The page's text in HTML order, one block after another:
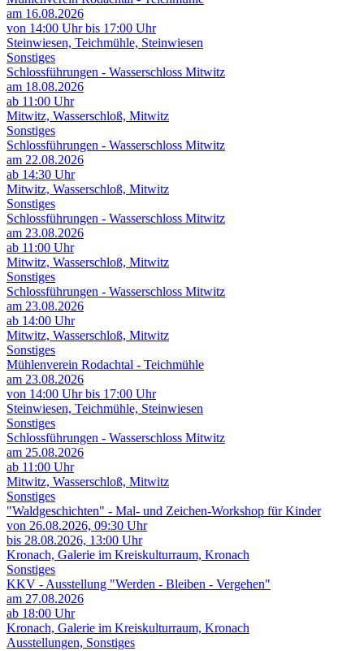
am 16.08.2026
von 14:00 Uhr bis 17:00 Uhr
Steinwiesen, Teichmühle, Steinwiesen
Sonstiges
Schlossführungen - Wasserschloss Mitwitz
am 18.08.2026
ab 11:00 Uhr
Mitwitz, Wasserschloß, Mitwitz
Sonstiges
Schlossführungen - Wasserschloss Mitwitz
am 22.08.2026
ab 14:30 Uhr
Mitwitz, Wasserschloß, Mitwitz
Sonstiges
Schlossführungen - Wasserschloss Mitwitz
am 23.08.2026
ab 11:00 Uhr
Mitwitz, Wasserschloß, Mitwitz
Sonstiges
Schlossführungen - Wasserschloss Mitwitz
am 23.08.2026
ab 14:00 Uhr
Mitwitz, Wasserschloß, Mitwitz
Sonstiges
Mühlenverein Rodachtal - Teichmühle
am 23.08.2026
von 14:00 Uhr bis 17:00 Uhr
Steinwiesen, Teichmühle, Steinwiesen
Sonstiges
Schlossführungen - Wasserschloss Mitwitz
am 25.08.2026
ab 11:00 Uhr
Mitwitz, Wasserschloß, Mitwitz
Sonstiges
"Waldgeschichten" - Mal- und Zeichen-Workshop für Kinder
von 26.08.2026, 09:30 Uhr
bis 28.08.2026, 13:00 Uhr
Kronach, Galerie im Kreiskulturraum, Kronach
Sonstiges
KKV - Ausstellung "Werden - Bleiben - Vergehen"
am 27.08.2026
ab 18:00 Uhr
Kronach, Galerie im Kreiskulturraum, Kronach
Ausstellungen, Sonstiges